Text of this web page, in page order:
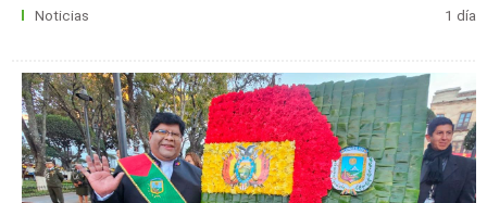
Noticias 1 día